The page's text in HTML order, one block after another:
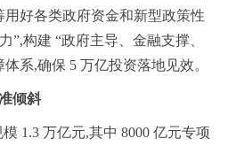
用好各类政府资金和新型政策性
”,构建 “政府主导、金融支撑、
系,确保 5 万亿投资落地见效。
倾斜
模 1.3 万亿元,其中 8000 亿元专项